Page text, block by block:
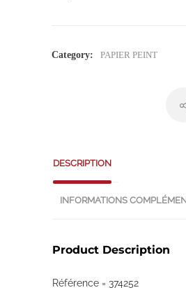
Category: PAPIER PEINT
DESCRIPTION
INFORMATIONS
Product Description
Référence = 374252